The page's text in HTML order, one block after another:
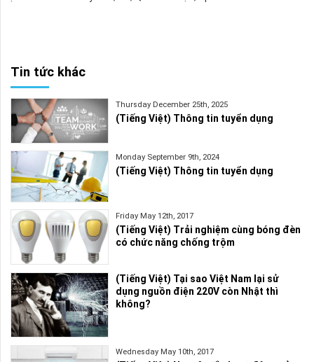
Tin tức khác
Thursday December 25th, 2025
(Tiếng Việt) Thông tin tuyển dụng
Monday September 9th, 2024
(Tiếng Việt) Thông tin tuyển dụng
Friday May 12th, 2017
(Tiếng Việt) Trải nghiệm cùng bóng đèn
có chức năng chống trộm
(Tiếng Việt) Tại sao Việt Nam lại sử
dụng nguồn điện 220V còn Nhật thì
không?
Wednesday May 10th, 2017